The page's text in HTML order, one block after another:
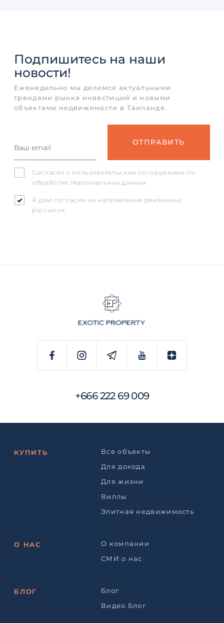
Подпишитесь на наши
новости!
Еженедельно мы делимся актуальными
трендами рынка инвестиций и новыми
объектами недвижимости в Таиланде.
Согласен с пользовательским соглашением по
обработке персональных данных
Я даю согласие на направление рекламных
рассылок
+666 222 69 009
КУПИТЬ
Все объекты
Для дохода
Для жизни
Виллы
Элитная недвижимость
О НАС
О компании
СМИ о нас
БЛОГ
Блог
Видео Блог